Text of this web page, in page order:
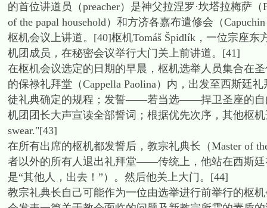
的首位讲道员（preacher）是神父拉涅罗·坎塔拉梅萨（
of the papal household）和方济各嘉布遣修会（
枢机会议上讲道。[40]枢机Tomáš Špidlík，一位宗座
机团成员，在秘密会议举行大门关上前讲道。[41]
在枢机会议选定的日期的早晨，枢机选举人员集合在
的保禄礼拜堂（Cappella Paolina）内，出发至西斯廷
徒礼典确定的规程；发誓——若当选——捍卫圣座的自
机团团长大声宣读全部誓词；根据优先次序，其他枢
swear."[43]
在所有出席的枢机都发誓后，教宗礼典长（Master of
者以外的所有人退出礼拜堂——传统上，他站在西斯廷
是“其他人，出去！”）。然后他关上大门。[44]
教宗礼典长自己可能作为一位由选举进行前举行的枢